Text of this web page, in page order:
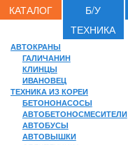
КАТАЛОГ
Б/У
ТЕХНИКА
АВТОКРАНЫ
ГАЛИЧАНИН
КЛИНЦЫ
ИВАНОВЕЦ
ТЕХНИКА ИЗ КОРЕИ
БЕТОНОНАСОСЫ
АВТОБЕТОНОСМЕСИТЕЛИ
АВТОБУСЫ
АВТОВЫШКИ